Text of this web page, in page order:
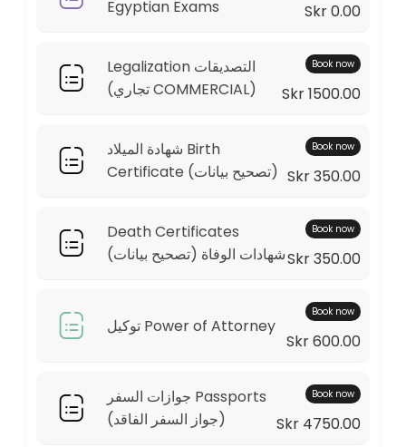
Personal or Family Register
20 min · SEK170.0
&#x639;&#x642;&#x648;&#x62f;
Locations
Monday: 09:00 – 13:00
Tuesday: 09:00 – 13:00
Egyptian Exams
Skr 0.00
Legalization التصديقات
(تجاري COMMERCIAL)
Book now
Skr 1500.00
شهادة الميلاد Birth
Certificate (تصحيح بيانات)
Book now
Skr 350.00
Death Certificates
شهادات الوفاة (تصحيح بيانات)
Book now
Skr 350.00
توكيل Power of Attorney
Book now
Skr 600.00
جوازات السفر Passports
(جواز السفر الفاقد)
Book now
Skr 4750.00